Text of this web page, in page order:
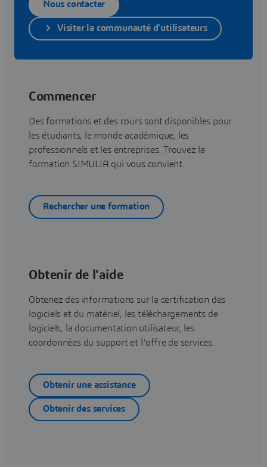
Nous contacter
Visiter la communauté d'utilisateurs
Commencer
Des formations et des cours sont disponibles pour
les étudiants, le monde académique, les
professionnels et les entreprises. Trouvez la
formation SIMULIA qui vous convient.
Rechercher une formation
Obtenir de l'aide
Obtenez des informations sur la certification des
logiciels et du matériel, les téléchargements de
logiciels, la documentation utilisateur, les
coordonnées du support et l'offre de services.
Obtenir une assistance
Obtenir des services